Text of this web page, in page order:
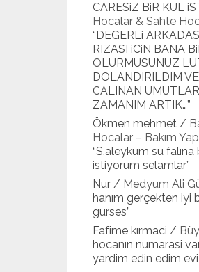
CARESiZ BiR KUL
Hocalar & Sahte
“DEGERLi
RIZASI iCiN BANA
OLURMUSUNUZ
DOLANDIRILDIM
CALINAN
ZAMANIM ARTIK…”
Ökmen mehmet /
Hocalar – Bakım
“S.aleyküm su falına
istiyorum selamlar”
Nur / Medyum Ali
hanım gerçekten iyi
gurses”
Fafime kırmaci /
hocanın numarasi
yardim edin edim